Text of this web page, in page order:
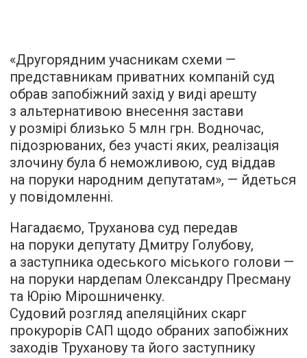
«Другорядним учасникам схеми —
представникам приватних компаній суд
обрав запобіжний захід у виді арешту
з альтернативою внесення застави
у розмірі близько 5 млн грн. Водночас,
підозрюваних, без участі яких, реалізація
злочину була б неможливою, суд віддав
на поруки народним депутатам», — йдеться
у повідомленні.
Нагадаємо, Труханова суд передав
на поруки депутату Дмитру Голубову,
а заступника одеського міського голови —
на поруки нардепам Олександру Пресману
та Юрію Мірошниченку.
Судовий розгляд апеляційних скарг
прокурорів САП щодо обраних запобіжних
заходів Труханову та його заступнику